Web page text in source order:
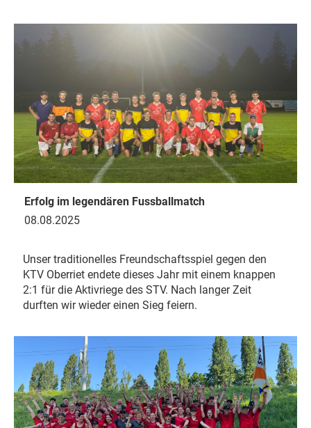
Erfolg im legendären Fussballmatch
08.08.2025
Unser traditionelles Freundschaftsspiel gegen den
KTV Oberriet endete dieses Jahr mit einem knappen
2:1 für die Aktivriege des STV. Nach langer Zeit
durften wir wieder einen Sieg feiern.